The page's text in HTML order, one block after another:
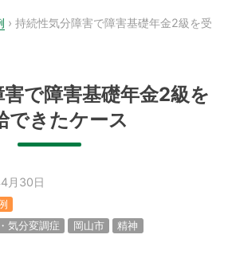
› 持続性気分障害で障害基礎年金2級を受
で障害基礎年金2級を
できたケース
月30日
気分変調症 岡山市 精神